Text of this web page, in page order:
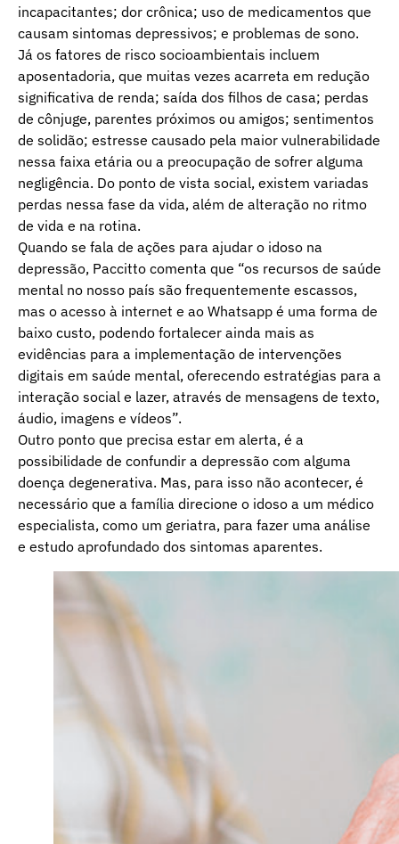
incapacitantes; dor crônica; uso de medicamentos que
causam sintomas depressivos; e problemas de sono.
Já os fatores de risco socioambientais incluem
aposentadoria, que muitas vezes acarreta em redução
significativa de renda; saída dos filhos de casa; perdas
de cônjuge, parentes próximos ou amigos; sentimentos
de solidão; estresse causado pela maior vulnerabilidade
nessa faixa etária ou a preocupação de sofrer alguma
negligência. Do ponto de vista social, existem variadas
perdas nessa fase da vida, além de alteração no ritmo
de vida e na rotina.
Quando se fala de ações para ajudar o idoso na
depressão, Paccitto comenta que “os recursos de saúde
mental no nosso país são frequentemente escassos,
mas o acesso à internet e ao Whatsapp é uma forma de
baixo custo, podendo fortalecer ainda mais as
evidências para a implementação de intervenções
digitais em saúde mental, oferecendo estratégias para a
interação social e lazer, através de mensagens de texto,
áudio, imagens e vídeos”.
Outro ponto que precisa estar em alerta, é a
possibilidade de confundir a depressão com alguma
doença degenerativa. Mas, para isso não acontecer, é
necessário que a família direcione o idoso a um médico
especialista, como um geriatra, para fazer uma análise
e estudo aprofundado dos sintomas aparentes.